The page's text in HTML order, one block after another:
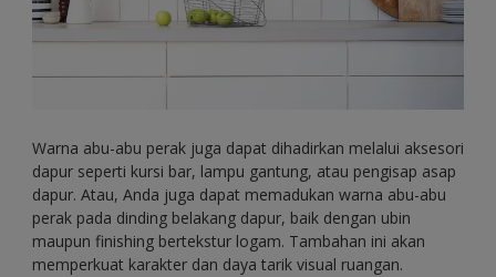
Warna abu-abu perak juga dapat dihadirkan melalui aksesori
dapur seperti kursi bar, lampu gantung, atau pengisap asap
dapur. Atau, Anda juga dapat memadukan warna abu-abu
perak pada dinding belakang dapur, baik dengan ubin
maupun finishing bertekstur logam. Tambahan ini akan
memperkuat karakter dan daya tarik visual ruangan.